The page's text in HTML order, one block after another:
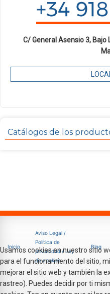
C/ General Asensio 3, Bajo
Catálogos de los
Inicio
Aviso Legal /
Política de
privacidad / Ley
de cookies
Blog
Usamos cookies en nuestro sitio
para el funcionamiento del sitio,
mejorar el sitio web y también la
rastreo). Puedes decidir por ti